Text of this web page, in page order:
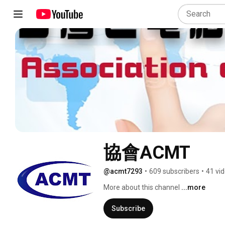
協會ACMT
@acmt7293 • 609 subscribers • 41
More about this channel ...more
Subscribe